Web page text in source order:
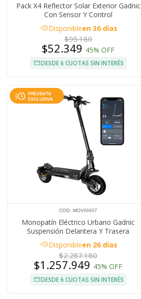
Pack X4 Reflector Solar Exterior Gadnic
Con Sensor Y Control
acuteDisponibleen 36 días
$95.180
$52.349 45% OFF
DESDE 6 CUOTAS SIN INTERÉS
COD. MOVI0007
Monopatín Eléctrico Urbano Gadnic
Suspensión Delantera Y Trasera
Autonomía 40 km Motor 500W Velocidad
45 km/h
acuteDisponibleen 26 días
$2.287.180
$1.257.949 45% OFF
DESDE 6 CUOTAS SIN INTERÉS